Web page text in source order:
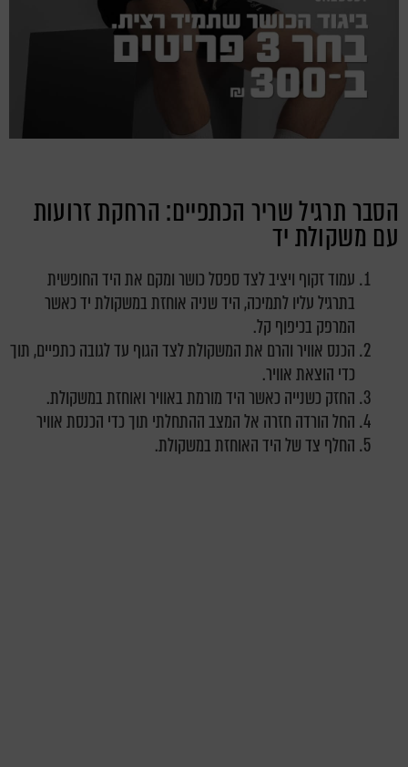
הסבר תרגיל שריר הכתפיים: הרחקת זרועות
עם משקולת יד
עמוד זקוף ויציב לצד ספסל כושר ומקם את היד החופשית
בתרגיל עליו לתמיכה, היד שניה אוחזת במשקולת יד כאשר
המרפק בכיפוף קל.
הכנס אוויר והרם את המשקולת לצד הגוף עד לגובה כתפיים, תוך
כדי הוצאת אוויר.
החזק כשנייה כאשר היד מורמת באוויר ואוחזת במשקולת.
החל הורדה חזרה אל המצב ההתחלתי תוך כדי הכנסת אוויר
החלף צד של היד האוחזת במשקולת.